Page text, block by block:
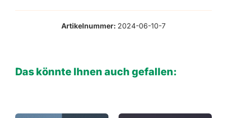
Artikelnummer: 2024-06-10-7
Das könnte Ihnen auch gefallen: